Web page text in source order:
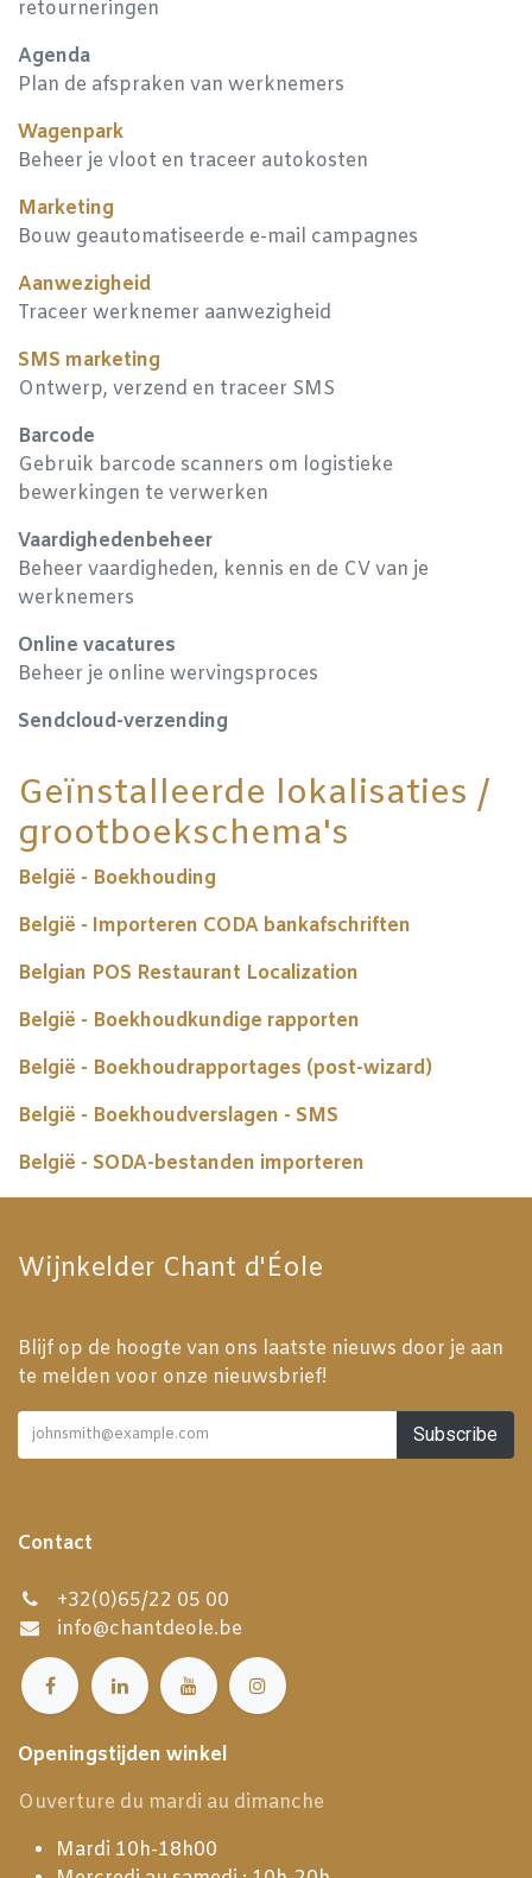
retourneringen
Agenda
Plan de afspraken van werknemers
Wagenpark
Beheer je vloot en traceer autokosten
Marketing
Bouw geautomatiseerde e-mail campagnes
Aanwezigheid
Traceer werknemer aanwezigheid
SMS marketing
Ontwerp, verzend en traceer SMS
Barcode
Gebruik barcode scanners om logistieke
bewerkingen te verwerken
Vaardighedenbeheer
Beheer vaardigheden, kennis en de CV van je
werknemers
Online vacatures
Beheer je online wervingsproces
Sendcloud-verzending
Geïnstalleerde lokalisaties /
grootboekschema's
België - Boekhouding
België - Importeren CODA bankafschriften
Belgian POS Restaurant Localization
België - Boekhoudkundige rapporten
België - Boekhoudrapportages (post-wizard)
België - Boekhoudverslagen - SMS
België - SODA-bestanden importeren
Wijnkelder Chant d'Éole
Blijf op de hoogte van ons laatste nieuws door je aan
te melden voor onze nieuwsbrief!
Subscribe
Contact
+32(0)65/22 05 00
info@chantdeole.be
Openingstijden winkel
Ouverture du mardi au dimanche
Mardi 10h-18h00